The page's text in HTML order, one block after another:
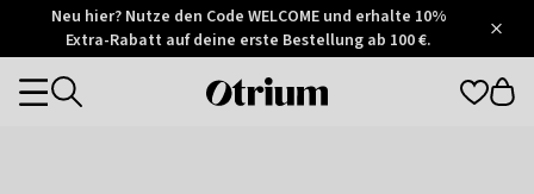
Otrium
Trustpilot
Neu hier? Nutze den Code WELCOME und erhalte 10%
Extra-Rabatt auf deine erste Bestellung ab 100 €.
Otrium
Categories